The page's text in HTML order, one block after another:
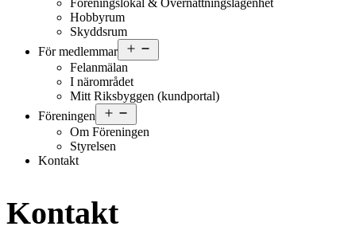
Föreningslokal & Övernattnings­lägenhet
Hobbyrum
Skyddsrum
För medlemmar
meny
Felanmälan
I närområdet
Mitt Riksbyggen (kundportal)
Föreningen
meny
Om Föreningen
Styrelsen
Kontakt
Kontakt